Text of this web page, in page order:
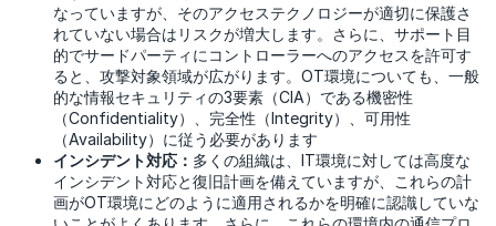
なっていますが、そのアクセステクノロジーが適切に保護さ
れていない場合はリスクが増大します。さらに、サポート目
的でサードパーティにコントローラーへのアクセスを許可す
ると、攻撃対象領域が広がります。OT環境についても、一般
的な情報セキュリティの3要素（CIA）である機密性
（Confidentiality）、完全性（Integrity）、可用性
（Availability）に従う必要があります
インシデント対応： 多くの組織は、IT環境に対しては高度な
インシデント対応と復旧計画を備えていますが、これらの計
画がOT環境にどのように適用されるかを明確に認識していな